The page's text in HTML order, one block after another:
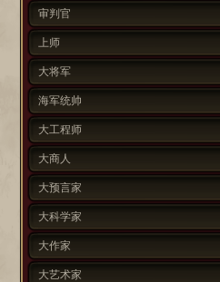
审判官
上师
大将军
海军统帅
大工程师
大商人
大预言家
大科学家
大作家
大艺术家